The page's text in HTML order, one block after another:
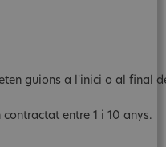
guions a l'inici o al final
contractat entre 1 i 10 anys.